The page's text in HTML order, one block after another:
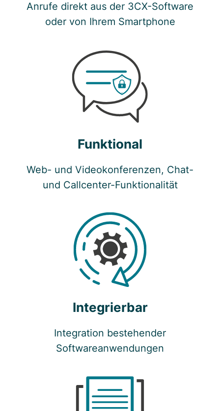
Anrufe direkt aus der 3CX-Software
oder von Ihrem Smartphone
Funktional
Web- und Videokonferenzen, Chat-
und Callcenter-Funktionalität
Integrierbar
Integration bestehender
Softwareanwendungen